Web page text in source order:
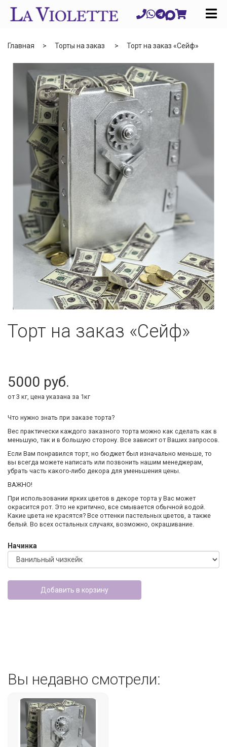
Главная Торты на заказ Торт на заказ «Сейф»
Торт на заказ «Сейф»
5000
от 3 кг, цена указана за 1кг
Что нужно знать при заказе торта?
Вес практически каждого заказного торта можно как сделать как в
меньшую, так и в большую сторону. Все зависит от Ваших запросов.
Если Вам понравился торт, но бюджет был изначально меньше, то
вы всегда можете написать или позвонить нашим менеджерам,
убрать часть какого-либо декора для уменьшения цены.
ВАЖНО!
При использовании ярких цветов в декоре торта у Вас может
окрасится рот. Это не критично, все смывается обычной водой.
Какие цвета не красятся? Все оттенки пастельных цветов, а также
белый. Во всех остальных случаях, возможно, окрашивание.
Начинка
Добавить в корзину
Вы недавно смотрели: